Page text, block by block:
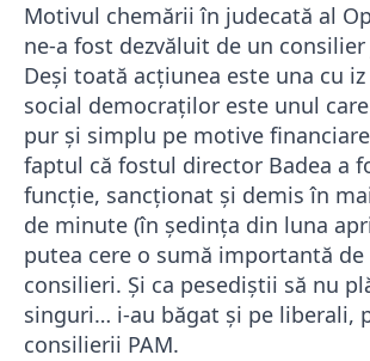
Motivul chemării în judecată al
ne-a fost dezvăluit de un
Deși toată acțiunea este una cu
social democraților este unul care
pur și simplu pe motive
faptul că fostul director Badea a
funcție, sancționat și demis în
de minute (în ședința din luna
putea cere o sumă importantă de
consilieri. Și ca pesediștii să nu
singuri… i-au băgat și pe liberali,
consilierii PAM.